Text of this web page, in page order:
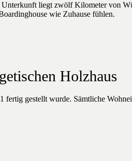
liegt zwölf Kilometer von
wie Zuhause fühlen.
Holzhaus
gestellt wurde. Sämtliche